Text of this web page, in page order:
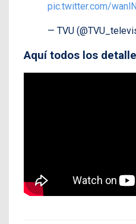
pic.twitter.com/
— TVU
Aquí todos los